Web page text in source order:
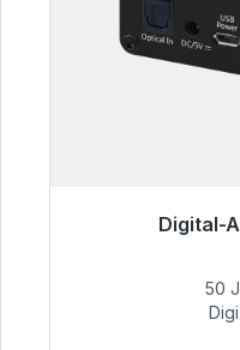
Digital-
50